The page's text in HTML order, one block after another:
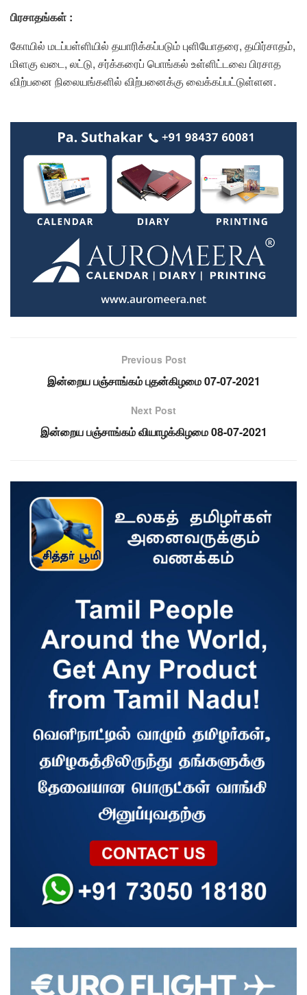
பிரசாதங்கள் :
கோயில் மடப்பள்ளியில் தயாரிக்கப்படும் புளியோதரை, தயிர்சாதம்,
மிளகு வடை, லட்டு, சர்க்கரைப் பொங்கல் உள்ளிட்டவை பிரசாத
விற்பனை நிலையங்களில் விற்பனைக்கு வைக்கப்பட்டுள்ளன.
Previous Post
இன்றைய பஞ்சாங்கம் புதன்கிழமை 07-07-2021
Next Post
இன்றைய பஞ்சாங்கம் வியாழக்கிழமை 08-07-2021